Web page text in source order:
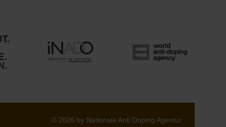
© 2026 by Nationale Anti Doping Agentur